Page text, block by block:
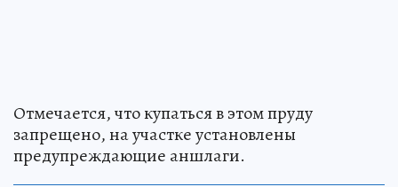
Отмечается, что купаться в этом пруду
запрещено, на участке установлены
предупреждающие аншлаги.